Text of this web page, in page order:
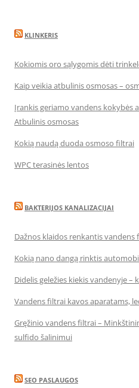
KLINKERIS
Kokiomis oro sąlygomis dėti
Kaip veikia atbulinis osmosas –
Įrankis geriamo vandens kokybės
Atbulinis osmosas
Kokią naudą duoda osmoso filtrai
WPC terasinės lentos
BAKTERIJOS KANALIZACIJAI
Dažnos klaidos renkantis
Kokią nano dangą rinktis
Didelis geležies kiekis vandenyje –
Vandens filtrai kavos aparatams,
Gręžinio vandens filtrai –
sulfido šalinimui
SEO PASLAUGOS